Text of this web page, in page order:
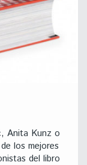
Anita Kunz o
los mejores
del libro